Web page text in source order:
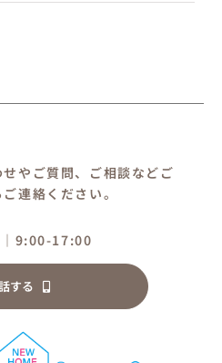
やご質問、ご相談などご
連絡ください。
｜9:00-17:00
する